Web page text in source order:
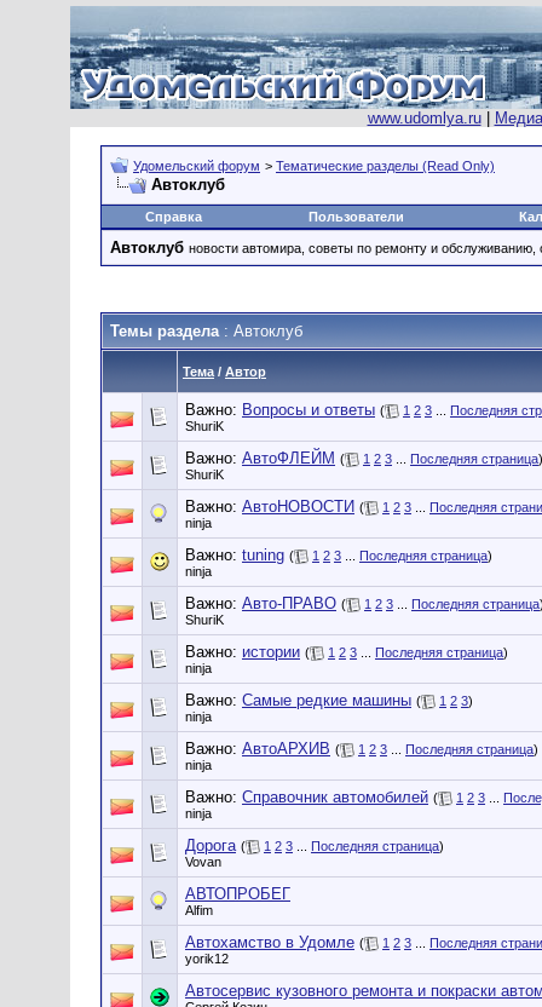
www.udomlya.ru|
Удомельский форум > Тематические разделы (Read Only)
Автоклуб
Справка Пользователи
Автоклуб новости автомира, советы по ремонту и обслуживанию,
Темы раздела: Автоклуб
Тема / Автор
Важно: Вопросы и ответы ( 1 2 3
Последняя
ShuriK
Важно: АвтоФЛЕЙМ ( 1 2 3 Последняя страница)
ShuriK
Важно: АвтоНОВОСТИ ( 1 2 3
Последняя
ninja
Важно: tuning ( 1 2 3 Последняя страница)
ninja
Важно: Авто-ПРАВО ( 1 2 3 Последняя страница
ShuriK
Важно: истории ( 1 2 3 Последняя страница)
ninja
Важно: Cамые редкие машины ( 1 2 3)
ninja
Важно: АвтоАРХИВ ( 1 2 3 Последняя страница)
ninja
Важно: Справочник автомобилей ( 1 2 3
ninja
Дорога ( 1 2 3 Последняя страница)
Vovan
АВТОПРОБЕГ
Alfim
Автохамство в Удомле ( 1 2 3
Последняя
yorik12
Автосервис кузовного ремонта и покраски